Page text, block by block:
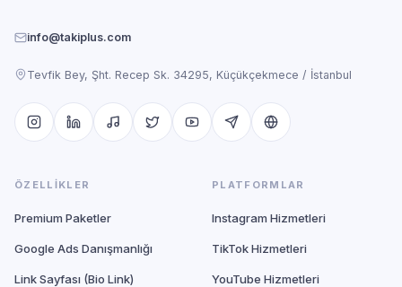
info@takiplus.com
Tevfik Bey, Şht. Recep Sk. 34295, Küçükçekmece / İstanbul
ÖZELLIKLER
Premium Paketler
Google Ads Danışmanlığı
Link Sayfası (Bio Link)
PLATFORMLAR
Instagram Hizmetleri
TikTok Hizmetleri
YouTube Hizmetleri